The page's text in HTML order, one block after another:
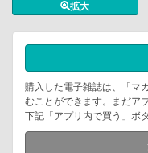
拡大
購入した電子雑誌は、「マ
むことができます。まだア
下記「アプリ内で買う」ボ